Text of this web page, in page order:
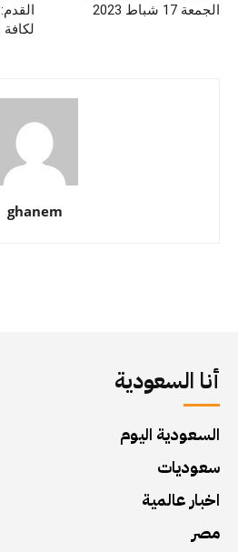
لكافة
الجمعة 17 شباط 2023
ghanem
أنا السعودية
السعودية اليوم
سعوديات
اخبار عالمية
مصر